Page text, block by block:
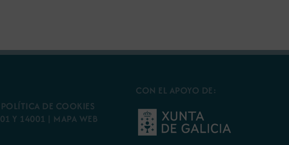
POLÍTICA DE COOKIES
Y 14001 | MAPA WEB
CON EL APOYO DE: